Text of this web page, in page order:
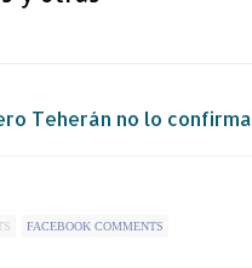
Teherán no lo confirma
FACEBOOK COMMENTS